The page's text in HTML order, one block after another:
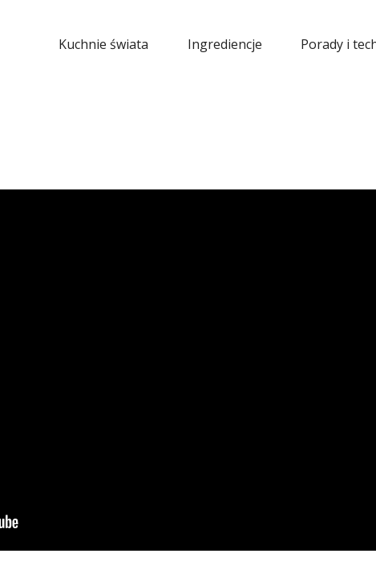
Kuchnie świata Ingrediencje Porady i